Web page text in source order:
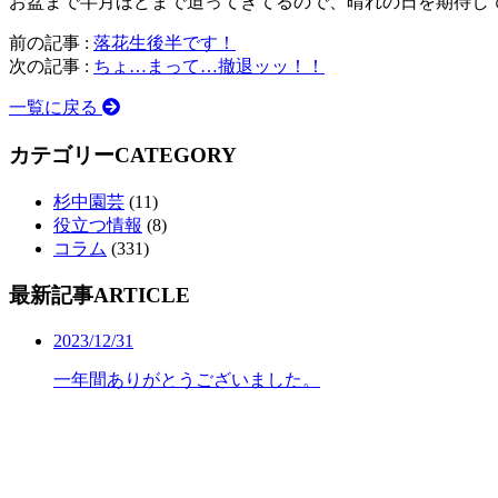
前の記事 : 落花生後半です！
次の記事 : ちょ…まって…撤退ッッ！！
一覧に戻る
カテゴリーCATEGORY
杉中園芸 (11)
役立つ情報 (8)
コラム (331)
最新記事ARTICLE
2023/12/31
一年間ありがとうございました。